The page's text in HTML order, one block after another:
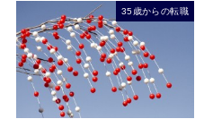
35歳からの転職